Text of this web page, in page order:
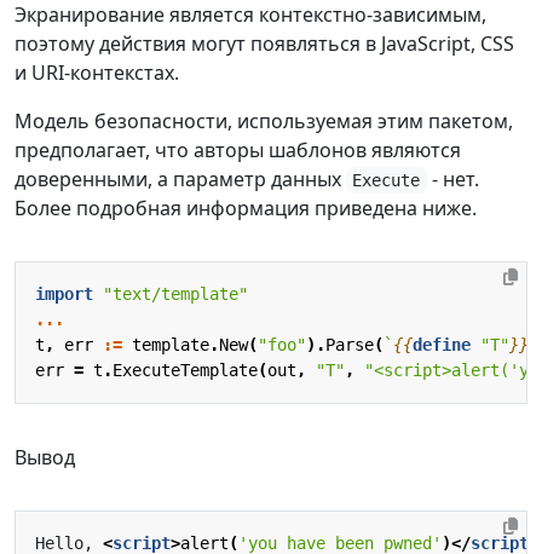
Экранирование является контекстно-зависимым,
поэтому действия могут появляться в JavaScript, CSS
и URI-контекстах.
Модель безопасности, используемая этим пакетом,
предполагает, что авторы шаблонов являются
доверенными, а параметр данных
Execute
- нет.
Более подробная информация приведена ниже.
import
"text/template"
...
t , err := template.New("foo").Parse( ` {{define "T"}}
err = t .ExecuteTemplate(out , "T" ,
Вывод
Hello, <script>alert( 'you have been pwned' )</script